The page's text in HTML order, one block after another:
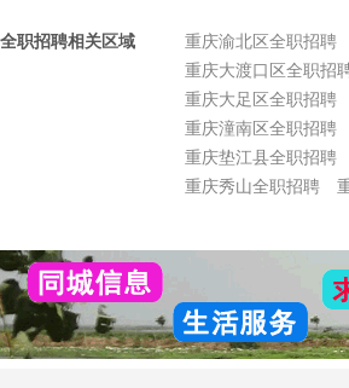
全职招聘相关区域 重庆渝北区全职招聘
重庆大渡口区全职招
重庆大足区全职招聘
重庆潼南区全职招聘
重庆垫江县全职招聘
重庆秀山全职招聘